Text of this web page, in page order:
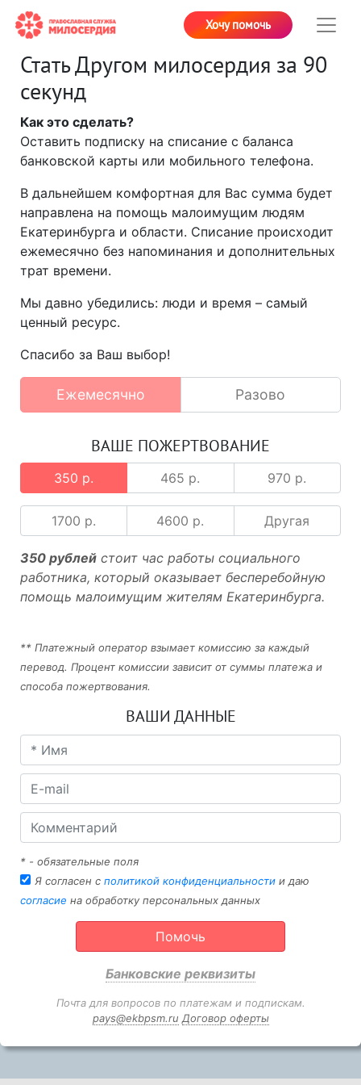
Хочу помочь
Стать Другом милосердия за 90
секунд
Как это сделать?
Оставить подписку на списание с баланса
банковской карты или мобильного телефона.
В дальнейшем комфортная для Вас сумма будет
направлена на помощь малоимущим людям
Екатеринбурга и области. Списание происходит
ежемесячно без напоминания и дополнительных
трат времени.
Мы давно убедились: люди и время – самый
ценный ресурс.
Спасибо за Ваш выбор!
Ежемесячно Разово
ВАШЕ ПОЖЕРТВОВАНИЕ
350 р. 465 р. 970 р.
1700 р. 4600 р. Другая
350 рублей стоит час работы социального
работника, который оказывает бесперебойную
помощь малоимущим жителям Екатеринбурга.
** Платежный оператор взымает комиссию за каждый
перевод. Процент комиссии зависит от суммы платежа и
способа пожертвования.
ВАШИ ДАННЫЕ
* - обязательные поля
Я согласен с политикой конфиденциальности и даю
согласие на обработку персональных данных
Помочь
Банковские реквизиты
Почта для вопросов по платежам и подпискам.
pays@ekbpsm.ru Договор оферты